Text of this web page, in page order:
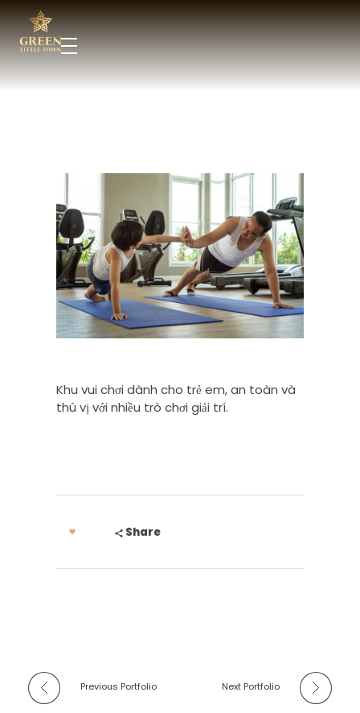
Khu vui chơi dành cho trẻ em, an toàn và
thú vị với nhiều trò chơi giải trí.
Share
Previous Portfolio Next Portfolio